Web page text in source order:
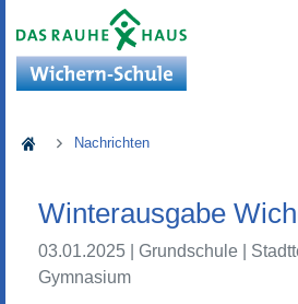
Wichern-Schule
Nachrichten
Winterausgabe
03.01.2025 | Grundschule |
Gymnasium